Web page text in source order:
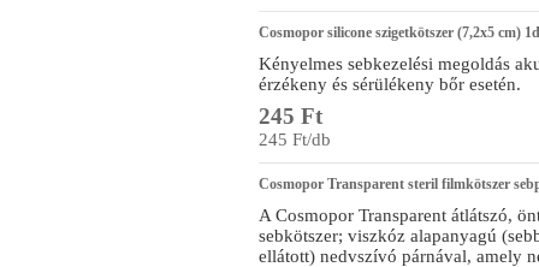
Cosmopor silicone szigetkötszer (7,2x5 cm)
Kényelmes sebkezelési megoldás
érzékeny és sérülékeny bőr esetén.
245 Ft
245 Ft/db
Cosmopor Transparent steril filmkötszer
A Cosmopor Transparent átlátszó,
sebkötszer; viszkóz alapanyagú
ellátott) nedvszívó párnával, amely